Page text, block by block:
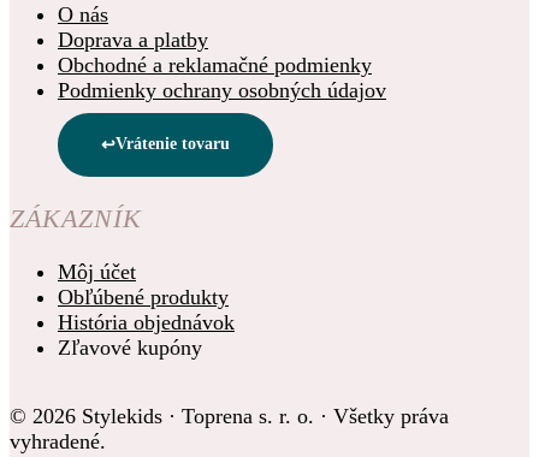
O nás
Doprava a platby
Obchodné a reklamačné podmienky
Podmienky ochrany osobných údajov
Vrátenie tovaru
ZÁKAZNÍK
Môj účet
Obľúbené produkty
História objednávok
Zľavové kupóny
© 2026 Stylekids · Toprena s. r. o. · Všetky práva
vyhradené.